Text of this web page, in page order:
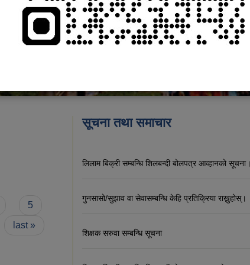
5
last »
सूचना तथा समाचार
लिलाम बिक्री सम्बन्धि शिलबन्दी बोलपत्र आव्हानको सूचना।
गुनसासो/सुझाव वा सेवासम्बन्धि केहि प्रतिक्रिया राख्नुहोस्।
शिक्षक सरुवा सम्बन्धि सूचना